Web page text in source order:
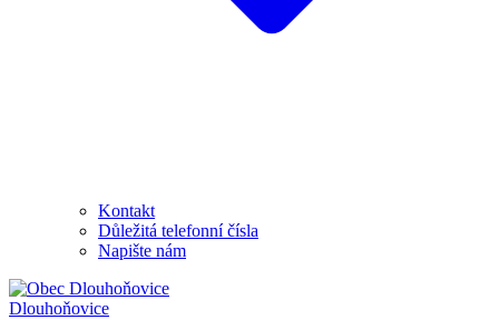
Kontakt
Důležitá telefonní čísla
Napište nám
Dlouhoňovice